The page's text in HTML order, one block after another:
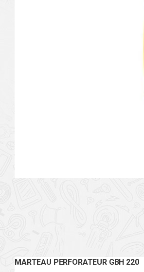
MARTEAU PERFORATEUR GBH 220